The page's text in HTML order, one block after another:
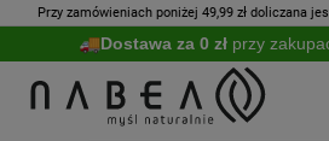
Przy zamówieniach poniżej 49,99 zł doliczana
Dostawa za 0 zł przy